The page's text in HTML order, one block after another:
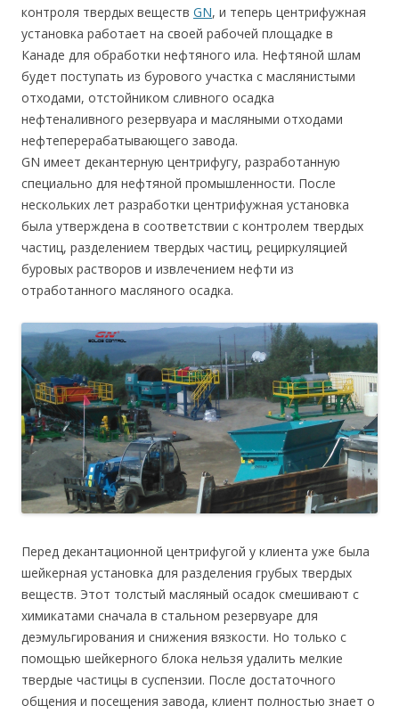
контроля твердых веществ GN, и теперь центрифужная
установка работает на своей рабочей площадке в
Канаде для обработки нефтяного ила. Нефтяной шлам
будет поступать из бурового участка с маслянистыми
отходами, отстойником сливного осадка
нефтеналивного резервуара и масляными отходами
нефтеперерабатывающего завода.
GN имеет декантерную центрифугу, разработанную
специально для нефтяной промышленности. После
нескольких лет разработки центрифужная установка
была утверждена в соответствии с контролем твердых
частиц, разделением твердых частиц, рециркуляцией
буровых растворов и извлечением нефти из
отработанного масляного осадка.
Перед декантационной центрифугой у клиента уже была
шейкерная установка для разделения грубых твердых
веществ. Этот толстый масляный осадок смешивают с
химикатами сначала в стальном резервуаре для
деэмульгирования и снижения вязкости. Но только с
помощью шейкерного блока нельзя удалить мелкие
твердые частицы в суспензии. После достаточного
общения и посещения завода, клиент полностью знает о